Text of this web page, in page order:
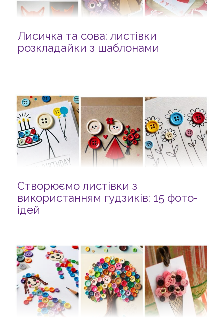
Лисичка та сова: листівки
розкладайки з шаблонами
Створюємо листівки з
використанням гудзиків: 15 фото-
ідей